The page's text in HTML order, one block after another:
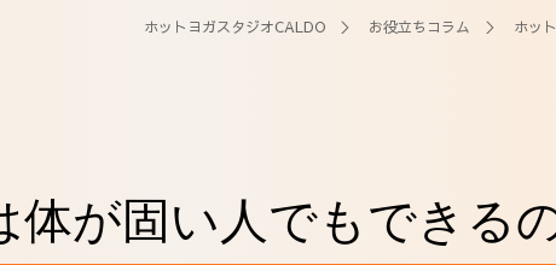
ホットヨガスタジオCALDO ＞ お役立ちコラム ＞ ホット
体が固い人でもできる